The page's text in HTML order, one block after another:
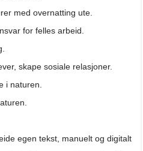
med overnatting ute.
for felles arbeid.
skape sosiale relasjoner.
i naturen.
egen tekst, manuelt og digitalt